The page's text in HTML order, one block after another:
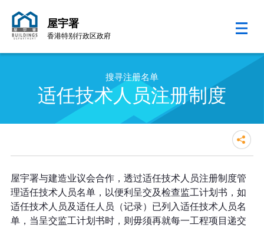
屋宇署
香港特别行政区政府
搜寻注册名单
适任技术人员注册制度
屋宇署与建造业议会合作，透过适任技术人员注册制度管
理适任技术人员名单，以便利呈交及检查监工计划书，如
适任技术人员及适任人员（记录）已列入适任技术人员名
单，当呈交监工计划书时，则毋须再就每一工程项目递交